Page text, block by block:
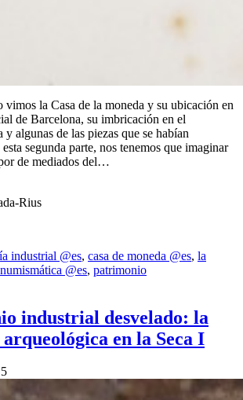
la Casa de la moneda y su ubicación en
de Barcelona, su imbricación en el
y algunas de las piezas que se habían
segunda parte, nos tenemos que imaginar
de mediados del…
Rius
industrial @es, casa de moneda @es, la
numismática @es, patrimonio
industrial desvelado: la
en la Seca I